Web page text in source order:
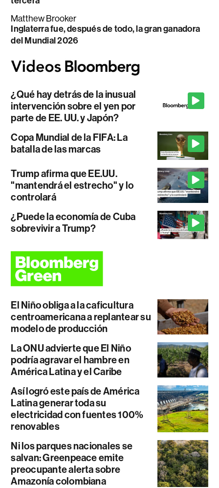
Matthew Brooker
Inglaterra fue, después de todo, la gran ganadora
del Mundial 2026
¿Qué hay detrás de la inusual
intervención sobre el yen por
parte de EE. UU. y Japón?
Copa Mundial de la FIFA: La
batalla de las marcas
Trump afirma que EE.UU.
"mantendrá el estrecho" y lo
controlará
¿Puede la economía de Cuba
sobrevivir a Trump?
El Niño obliga a la caficultura
centroamericana a replantear su
modelo de producción
La ONU advierte que El Niño
podría agravar el hambre en
América Latina y el Caribe
Así logró este país de América
Latina generar toda su
electricidad con fuentes 100%
renovables
Ni los parques nacionales se
salvan: Greenpeace emite
preocupante alerta sobre
Amazonía colombiana